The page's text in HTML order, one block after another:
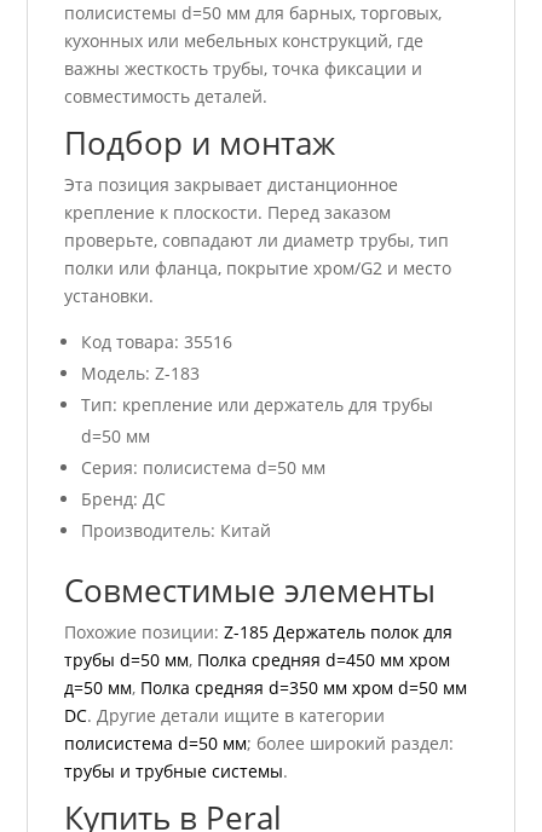
полисистемы d=50 мм для барных, торговых,
кухонных или мебельных конструкций, где
важны жесткость трубы, точка фиксации и
совместимость деталей.
Подбор и монтаж
Эта позиция закрывает дистанционное
крепление к плоскости. Перед заказом
проверьте, совпадают ли диаметр трубы, тип
полки или фланца, покрытие хром/G2 и место
установки.
Код товара: 35516
Модель: Z-183
Тип: крепление или держатель для трубы
d=50 мм
Серия: полисистема d=50 мм
Бренд: ДС
Производитель: Китай
Совместимые элементы
Похожие позиции:Z-185 Держатель полок для
трубы d=50 мм, Полка средняя d=450 мм хром
д=50 мм, Полка средняя d=350 мм хром d=50 мм
DC. Другие детали ищите в категории
полисистема d=50 мм; более широкий раздел:
трубы и трубные системы.
Купить в Peral